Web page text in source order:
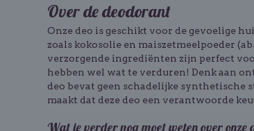
Over de deodorant
Onze deo is geschikt voor de gevoelige
zoals kokosolie en maiszetmeelpoeder
verzorgende ingrediënten zijn perfect
hebben wel wat te verduren! Denk aan
deo bevat geen schadelijke synthetische
maakt dat deze deo een verantwoorde
Wat je verder nog moet weten over onze